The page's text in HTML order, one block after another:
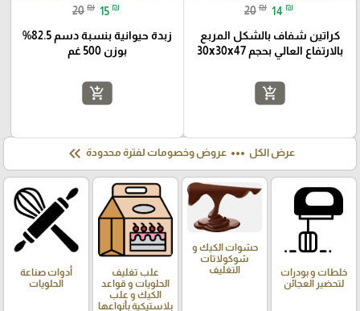
20 ₪ 14 ₪
كراتين شفاف بالشكل المربع
بالارتفاع العالي بحجم 30x30x47
add_shopping_cart
20 ₪ 15 ₪
زبدة حيوانية بنسبة دسم 82.5%
بوزن 500 غم
add_shopping_cart
عرض الكل more_horiz عروض وخصومات لفترة محدودة keyboard_double_arrow_left
خلطات و بودرات
لتحضير العجائن
حشوات الكيك و
شوكولاتات
التغليف
علب تغليف
الحلويات و قواعد
الكيك و علب
بلاستيكية بأنواعها
أدوات صناعة
الحلويات